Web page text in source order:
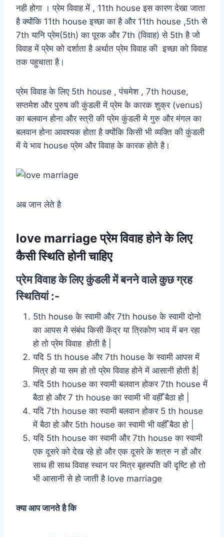
नही होगा । प्रेम विवाह में , 11th house इस कारण देखा जाता
है क्योंकि 11th house इच्छा का है और 11th house ,5th से
7th यानि प्रेम(5th) का पूरक और 7th (विवाह) से 5th है जो
विवाह में प्रेम को दर्शाता है अर्थात प्रेम विवाह की इच्छा को विवाह
तक पहुचाता है।
प्रेम विवाह के लिए 5th house , पंचमेश , 7th house,
सप्तमेश और पुरुष की कुंडली में प्रेम के कारक शुक्र (venus)
का बलवान होना और स्त्री की प्रेम कुंडली मे गुरु और मंगल का
बलवान होना आवश्यक होता है क्योंकि किसी भी व्यक्ति की कुंडली
में ये भाव house प्रेम और विवाह के कारक होते है।
अब जान लेते है
love marriage प्रेम विवाह होने के लिए
कैसी स्थिति होनी चाहिए
प्रेम विवाहके लिए कुंडली में बनने वाले कुछ ग्रह
स्थितियां :-
5th house के स्वामी और 7th house के स्वामी दोनो
का आपस मे संबंध किसी केंद्र या त्रिकोण भाव में बन रहा
हो तो प्रेम विवाह होती है |
यदि 5 th house और 7th house के स्वामी आपस में
मित्र हो या सम हो तो प्रेम विवाह होने में आसानी होती है|
यदि 5th house का स्वामी बलवान होकर 7th house में
बैठा हो और 7 th house का स्वामी भी वहीँ बैठा हो |
यदि 7th house का स्वामी बलवान होकर 5 th house
में बैठा हो और 5th house का स्वामी भी वहीँ बैठा हो |
यदि 5th house का स्वामी और 7th house का स्वामी
एक दूसरे को देख रहे हो और एक दूसरे के शत्रु न हों और
साथ ही साथ विवाह स्थान पर मित्र बृहस्पति की दृष्टि हो तो
भी आसानी से हो जाती है love marriage
क्या आप जानते है कि